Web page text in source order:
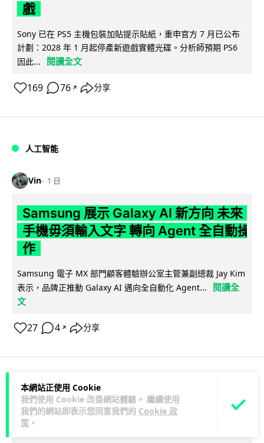
本網站正使用 Cookie
我們使用 Cookie 改善網站體驗。 繼續使用
我們的網站即表示您同意我們的 Cookie 政
策 。
戲
Sony 已在 PS5 主機包裝加貼提示貼紙，重申官方 7 月已公布
計劃：2028 年 1 月起停產新遊戲實體光碟。分析師預期 PS6
因此...
閱讀全文
169 76 ↗ 分享
人工智能
Vin 1 日
Samsung 展示 Galaxy AI 新方向 未來
手機毋須輸入文字 轉向 Agent 全自動操
作
Samsung 電子 MX 部門顧客體驗辦公室主管兼副總裁 Jay Kim
表示，品牌正推動 Galaxy AI 邁向全自動化 Agent...
閱讀全
文
27 4 ↗ 分享
科技娛樂 生活娛樂
Lawton